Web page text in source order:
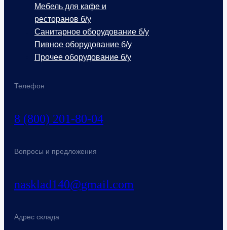
Телефон
8 (800) 201-80-04
Вопросы и предложения
nasklad140@gmail.com
Адрес склада
Мебель для кафе и
ресторанов б/у
Санитарное оборудование б/у
Пивное оборудование б/у
Прочее оборудование б/у